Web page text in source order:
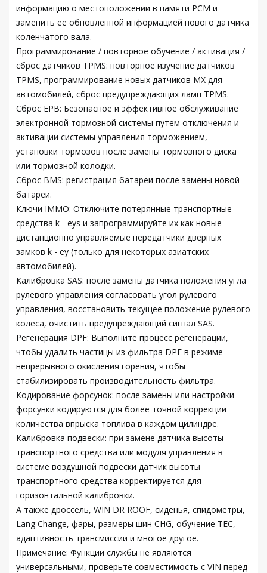
информацию о местоположении в памяти PCM и
заменить ее обновленной информацией нового датчика
коленчатого вала.
Программирование / повторное обучение / активация /
сброс датчиков TPMS: повторное изучение датчиков
TPMS, программирование новых датчиков MX для
автомобилей, сброс предупреждающих ламп TPMS.
Сброс EPB: Безопасное и эффективное обслуживание
электронной тормозной системы путем отключения и
активации системы управления торможением,
установки тормозов после замены тормозного диска
или тормозной колодки.
Сброс BMS: регистрация батареи после замены новой
батареи.
Ключи IMMO: Отключите потерянные транспортные
средства k - eys и запрограммируйте их как новые
дистанционно управляемые передатчики дверных
замков k - ey (только для некоторых азиатских
автомобилей).
Калибровка SAS: после замены датчика положения угла
рулевого управления согласовать угол рулевого
управления, восстановить текущее положение рулевого
колеса, очистить предупреждающий сигнал SAS.
Регенерация DPF: Выполните процесс регенерации,
чтобы удалить частицы из фильтра DPF в режиме
непрерывного окисления горения, чтобы
стабилизировать производительность фильтра.
Кодирование форсунок: после замены или настройки
форсунки кодируются для более точной коррекции
количества впрыска топлива в каждом цилиндре.
Калибровка подвески: при замене датчика высоты
транспортного средства или модуля управления в
системе воздушной подвески датчик высоты
транспортного средства корректируется для
горизонтальной калибровки.
А также дроссель, WIN DR ROOF, сиденья, спидометры,
Lang Change, фары, размеры шин CHG, обучение TEC,
адаптивность трансмиссии и многое другое.
Примечание: Функции службы не являются
универсальными, проверьте совместимость с VIN перед